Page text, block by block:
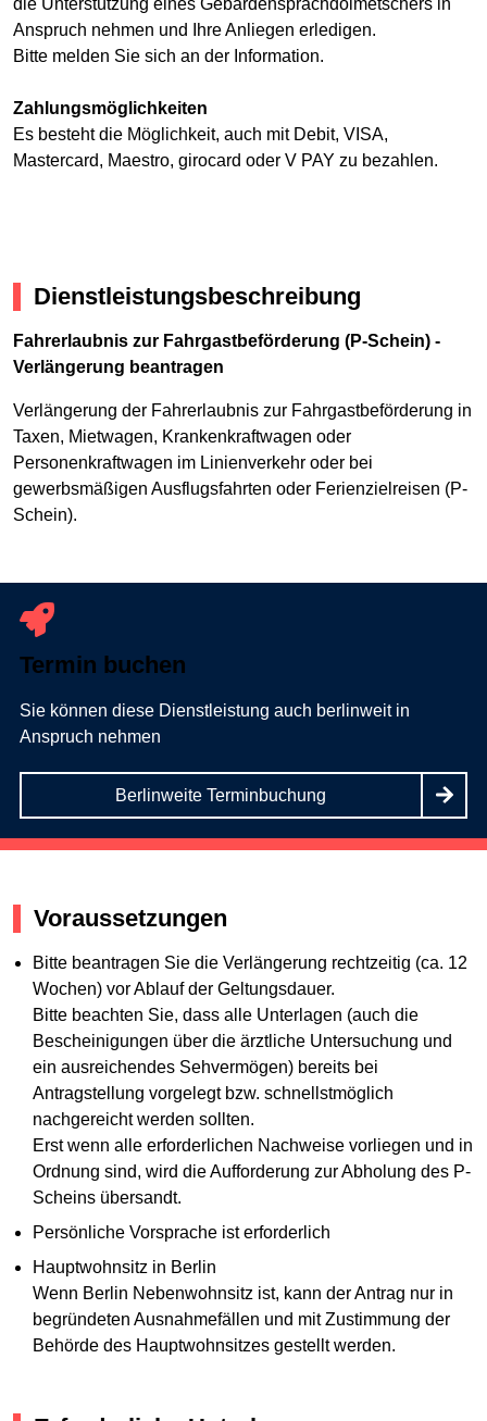
Anspruch nehmen und Ihre Anliegen erledigen.
Bitte melden Sie sich an der Information.
Zahlungsmöglichkeiten
Es besteht die Möglichkeit, auch mit Debit, VISA,
Mastercard, Maestro, girocard oder V PAY zu bezahlen.
Dienstleistungsbeschreibung
Fahrerlaubnis zur Fahrgastbeförderung (P-Schein) -
Verlängerung beantragen
Verlängerung der Fahrerlaubnis zur Fahrgastbeförderung in
Taxen, Mietwagen, Krankenkraftwagen oder
Personenkraftwagen im Linienverkehr oder bei
gewerbsmäßigen Ausflugsfahrten oder Ferienzielreisen (P-
Schein).
Termin buchen
Sie können diese Dienstleistung auch berlinweit in
Anspruch nehmen
Berlinweite Terminbuchung
Voraussetzungen
Bitte beantragen Sie die Verlängerung rechtzeitig (ca. 12
Wochen) vor Ablauf der Geltungsdauer.
Bitte beachten Sie, dass alle Unterlagen (auch die
Bescheinigungen über die ärztliche Untersuchung und
ein ausreichendes Sehvermögen) bereits bei
Antragstellung vorgelegt bzw. schnellstmöglich
nachgereicht werden sollten.
Erst wenn alle erforderlichen Nachweise vorliegen und in
Ordnung sind, wird die Aufforderung zur Abholung des P-
Scheins übersandt.
Persönliche Vorsprache ist erforderlich
Hauptwohnsitz in Berlin
Wenn Berlin Nebenwohnsitz ist, kann der Antrag nur in
begründeten Ausnahmefällen und mit Zustimmung der
Behörde des Hauptwohnsitzes gestellt werden.